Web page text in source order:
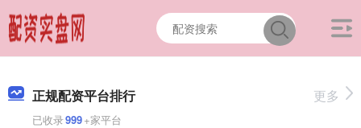
正规配资平台排行
已收录999+家平台
更多